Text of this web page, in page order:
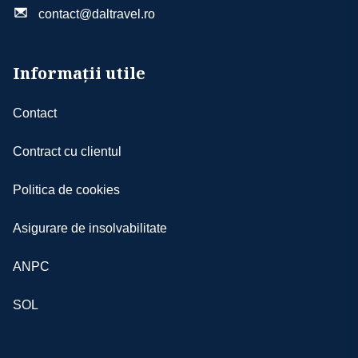
înscrierea acestuia la următoarele circuite
organizate de agenția noastră; de
programul de fidelitate; comportamentul
necorespunzător include, dar fără a se
comportament agresiv sau lipsit de respect
sau partenerii noștri
de forţă majoră precum întârzieri în traficul
de securitate, schimbări de aeroporturi din
nefavorabile etc.; în aceste cazuri agenţia se
contact@daltravel.ro
Informații utile
Contact
Contract cu clientul
Politica de cookies
Asigurare de insolvabilitate
ANPC
SOL